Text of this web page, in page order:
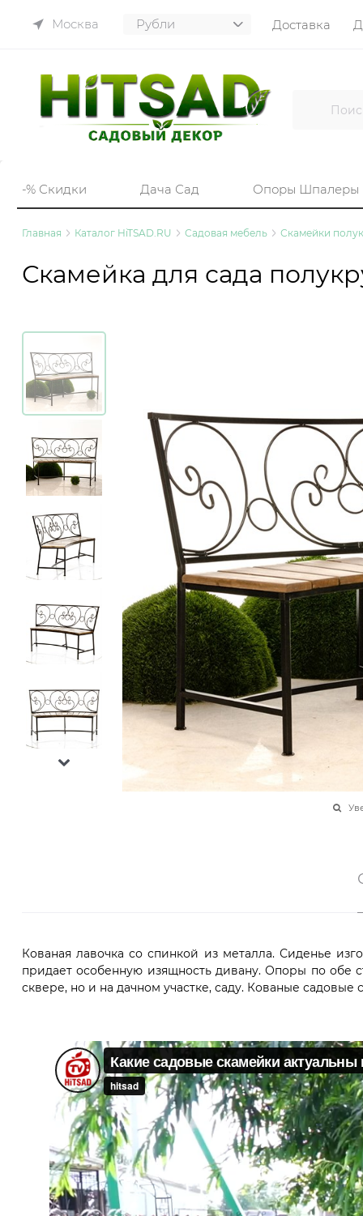
Москва Доставка
-% Скидки Дача Сад Опоры Шпалеры
Главная Каталог HiTSAD.RU Садовая мебель Скамейки
Скамейка для сада
Кованая лавочка со спинкой из металла. Сиденье
придает особенную изящность дивану. Опоры по обе
сквере, но и на дачном участке, саду. Кованые